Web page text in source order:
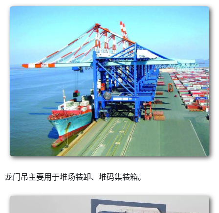
龙门吊主要用于堆场装卸、堆码集装箱。